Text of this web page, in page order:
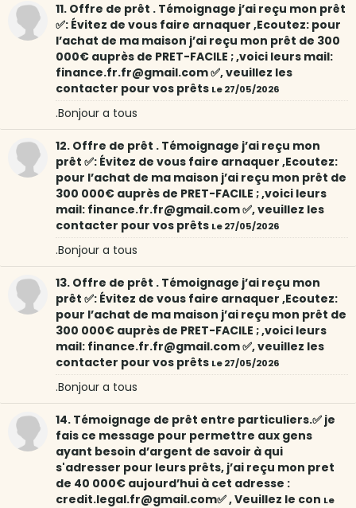
11. Offre de prêt . Témoignage j’ai reçu mon prêt
✅: Évitez de vous faire arnaquer ,Ecoutez: pour
l’achat de ma maison j’ai reçu mon prêt de 300
000€ auprès de PRET-FACILE ; ,voici leurs mail:
finance.fr.fr@gmail.com ✅, veuillez les
contacter pour vos prêts Le 27/05/2026
.Bonjour a tous
12. Offre de prêt . Témoignage j’ai reçu mon
prêt ✅: Évitez de vous faire arnaquer ,Ecoutez:
pour l’achat de ma maison j’ai reçu mon prêt de
300 000€ auprès de PRET-FACILE ; ,voici leurs
mail: finance.fr.fr@gmail.com ✅, veuillez les
contacter pour vos prêts Le 27/05/2026
.Bonjour a tous
13. Offre de prêt . Témoignage j’ai reçu mon
prêt ✅: Évitez de vous faire arnaquer ,Ecoutez:
pour l’achat de ma maison j’ai reçu mon prêt de
300 000€ auprès de PRET-FACILE ; ,voici leurs
mail: finance.fr.fr@gmail.com ✅, veuillez les
contacter pour vos prêts Le 27/05/2026
.Bonjour a tous
14. Témoignage de prêt entre particuliers.✅ je
fais ce message pour permettre aux gens
ayant besoin d’argent de savoir à qui
s'adresser pour leurs prêts, j’ai reçu mon pret
de 40 000€ aujourd’hui à cet adresse :
credit.legal.fr@gmail.com✅ , Veuillez le con Le